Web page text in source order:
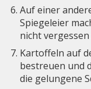
Auf einer
Spiegeleier
nicht vergessen
Kartoffeln auf
bestreuen und
die gelungene